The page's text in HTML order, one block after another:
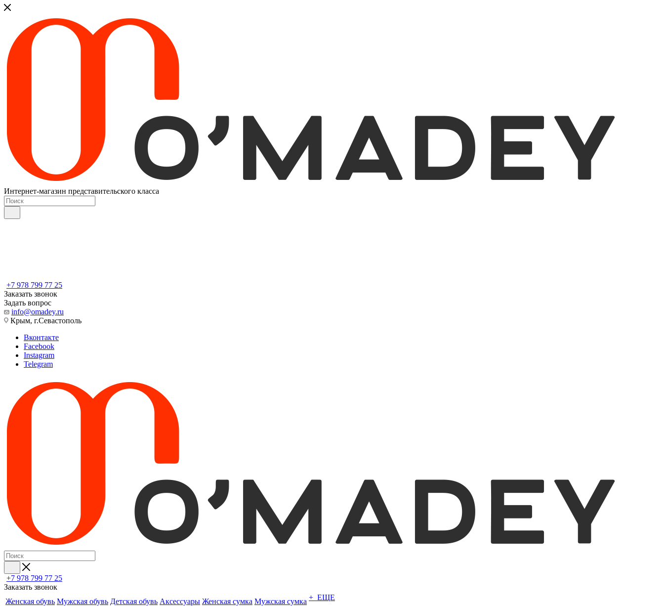
Интернет-магазин представительского класса
+7 978 799 77 25
Заказать звонок
Задать вопрос
info@omadey.ru
Крым, г.Севастополь
Вконтакте
Facebook
Instagram
Telegram
+7 978 799 77 25
Заказать звонок
Женская обувь Мужская обувь Детская обувь Аксессуары Женская сумка Мужская сумка + ЕЩЕ